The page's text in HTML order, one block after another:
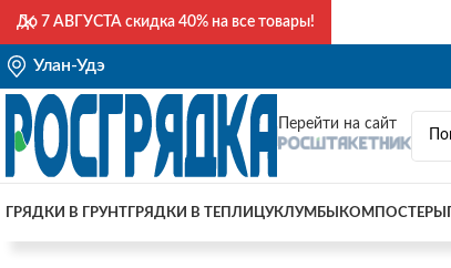
Улан-Удэ
Перейти на сайт
ГРЯДКИ В ГРУНТ ГРЯДКИ В ТЕПЛИЦУКЛУМБЫ КОМПОСТЕРЫ
До 7 АВГУСТА скидка 40% на все товары!